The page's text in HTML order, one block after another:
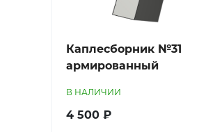
Каплесборник №31
армированный
В НАЛИЧИИ
4 500 ₽